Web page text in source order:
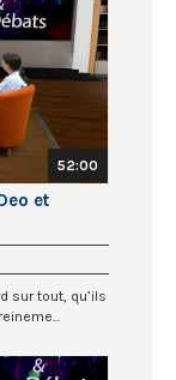
52:00
et
sur tout, qu’ils